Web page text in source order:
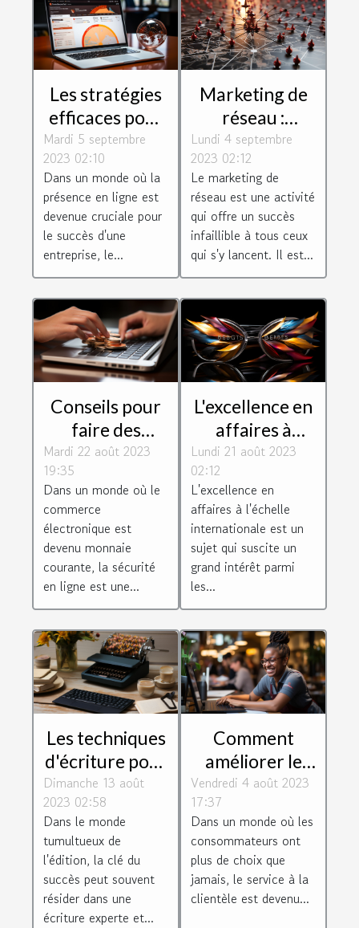
Les stratégies
efficaces pour
un
référencement
réussi à
Toulouse
Mardi 5 septembre
2023 02:10
Dans un monde où la
présence en ligne est
devenue cruciale pour
le succès d'une
entreprise, le...
Marketing de
réseau :
quelques
conseils pour
réussir dans ce
secteur
Lundi 4 septembre
2023 02:12
Le marketing de
réseau est une activité
qui offre un succès
infaillible à tous ceux
qui s'y lancent. Il est...
Conseils pour
faire des
achats en ligne
de manière
sécurisée
Mardi 22 août 2023
19:35
Dans un monde où le
commerce
électronique est
devenu monnaie
courante, la sécurité
en ligne est une...
L'excellence en
affaires à
l'échelle
internationale
Lundi 21 août 2023
02:12
L'excellence en
affaires à l'échelle
internationale est un
sujet qui suscite un
grand intérêt parmi
les...
Les techniques
d'écriture pour
un magazine
réussi
Dimanche 13 août
2023 02:58
Dans le monde
tumultueux de
l'édition, la clé du
succès peut souvent
résider dans une
écriture experte et...
Comment
améliorer le
service client
de votre
entreprise
Vendredi 4 août 2023
17:37
Dans un monde où les
consommateurs ont
plus de choix que
jamais, le service à la
clientèle est devenu...